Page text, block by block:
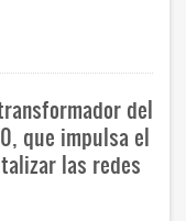
del
que impulsa el
las redes